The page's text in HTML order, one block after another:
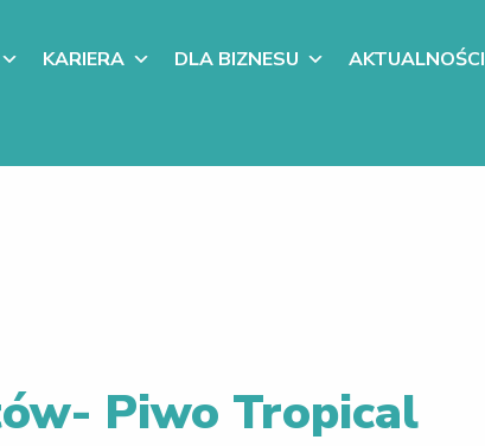
KARIERA DLA BIZNESU AKTUALNOŚCI
Piwo Tropical